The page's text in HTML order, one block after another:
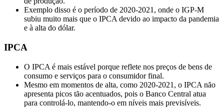
Exemplo disso é o período de 2020-2021, onde o IGP-M
subiu muito mais que o IPCA devido ao impacto da pandemia
e à alta do dólar.
IPCA
O IPCA é mais estável porque reflete nos preços de bens de
consumo e serviços para o consumidor final.
Mesmo em momentos de alta, como 2020-2021, o IPCA não
apresenta picos tão acentuados, pois o Banco Central atua
para controlá-lo, mantendo-o em níveis mais previsíveis.